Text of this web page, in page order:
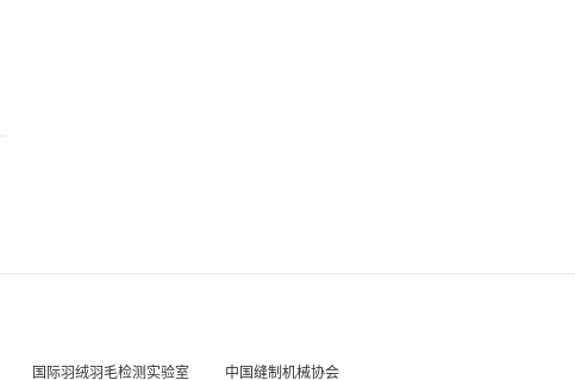
国际羽绒羽毛检测实验室 中国缝制机械协会